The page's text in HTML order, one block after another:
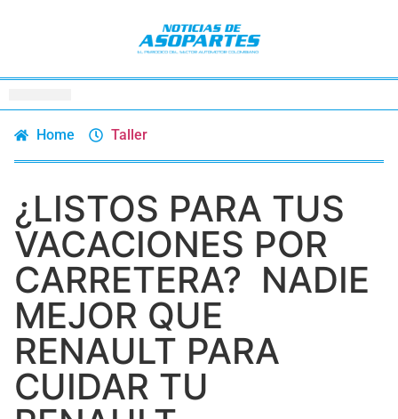
Home Taller
¿LISTOS PARA TUS
VACACIONES POR
CARRETERA? NADIE
MEJOR QUE
RENAULT PARA
CUIDAR TU